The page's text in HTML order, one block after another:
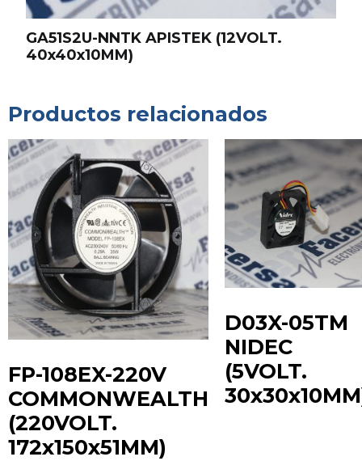
GA51S2U-NNTK APISTEK (12VOLT.
40x40x10MM)
Productos relacionados
FP-108EX-220V
COMMONWEALTH
(220VOLT.
172x150x51MM)
D03X-05TM
NIDEC
(5VOLT.